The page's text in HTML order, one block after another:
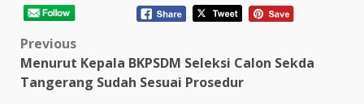
Post
navigation
Previous
Menurut Kepala BKPSDM Seleksi Calon Sekda
Tangerang Sudah Sesuai Prosedur